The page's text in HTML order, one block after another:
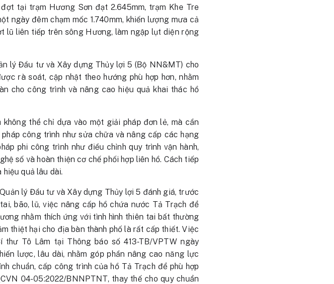
tại trạm Hương Sơn đạt 2.645mm, trạm Khe Tre
ngày đêm chạm mốc 1.740mm, khiến lượng mưa cả
lũ liên tiếp trên sông Hương, làm ngập lụt diện rộng
lý Đầu tư và Xây dựng Thủy lợi 5 (Bộ NN&MT) cho
rà soát, cập nhật theo hướng phù hợp hơn, nhằm
cho công trình và nâng cao hiệu quả khai thác hồ
thể chỉ dựa vào một giải pháp đơn lẻ, mà cần
công trình như sửa chữa và nâng cấp các hạng
phi công trình như điều chỉnh quy trình vận hành,
số và hoàn thiện cơ chế phối hợp liên hồ. Cách tiếp
quả lâu dài.
lý Đầu tư và Xây dựng Thủy lợi 5 đánh giá, trước
bão, lũ, việc nâng cấp hồ chứa nước Tả Trạch để
nhằm thích ứng với tình hình thiên tai bất thường
thiệt hại cho địa bàn thành phố là rất cấp thiết. Việc
Tô Lâm tại Thông báo số 413-TB/VPTW ngày
lược, lâu dài, nhằm góp phần nâng cao năng lực
chuẩn, cấp công trình của hồ Tả Trạch để phù hợp
04-05:2022/BNNPTNT, thay thế cho quy chuẩn